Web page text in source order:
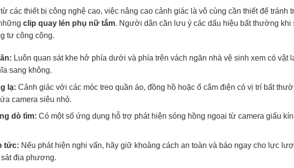
các thiết bị công nghệ cao, việc nâng cao cảnh giác là vô cùng cần thiết để tránh
clip quay lén phụ nữ tắm. Người dân cần lưu ý các dấu hiệu bất thường khi
tư công cộng.
Luôn quan sát khe hở phía dưới và phía trên vách ngăn nhà vệ sinh xem có vật
sang không.
lạ: Cảnh giác với các móc treo quần áo, đồng hồ hoặc ổ cắm điện có vị trí bất
camera siêu nhỏ.
dò tìm: Có một số ứng dụng hỗ trợ phát hiện sóng hồng ngoại từ camera giấu kín
tức: Nếu phát hiện nghi vấn, hãy giữ khoảng cách an toàn và báo ngay cho lực
địa phương.